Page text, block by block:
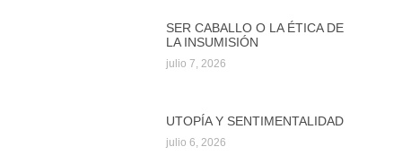
SER CABALLO O LA ÉTICA DE
LA INSUMISIÓN
julio 7, 2026
UTOPÍA Y SENTIMENTALIDAD
julio 6, 2026